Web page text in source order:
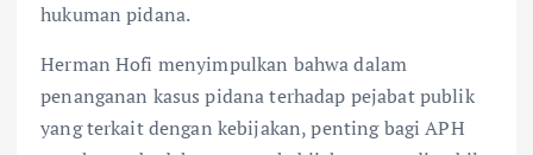
hukuman pidana.
Herman Hofi menyimpulkan bahwa dalam
penanganan kasus pidana terhadap pejabat publik
yang terkait dengan kebijakan, penting bagi APH